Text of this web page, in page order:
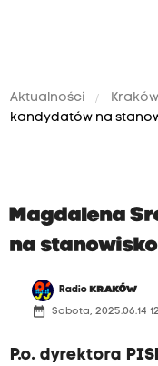
Aktualności Kraków
kandydatów na
Magdalena
na
Radio KRAKÓW
date_range Sobota, 2025.06.14
P.o. dyrektora